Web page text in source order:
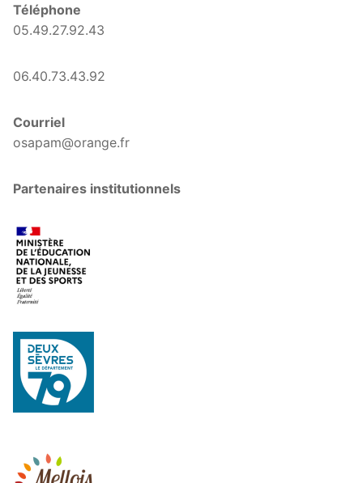
Téléphone
05.49.27.92.43
06.40.73.43.92
Courriel
osapam@orange.fr
Partenaires institutionnels